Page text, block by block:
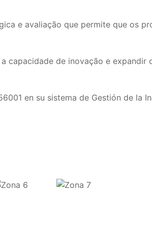
e avaliação que permite que os
capacidade de inovação e expandir
en su sistema de Gestión de la